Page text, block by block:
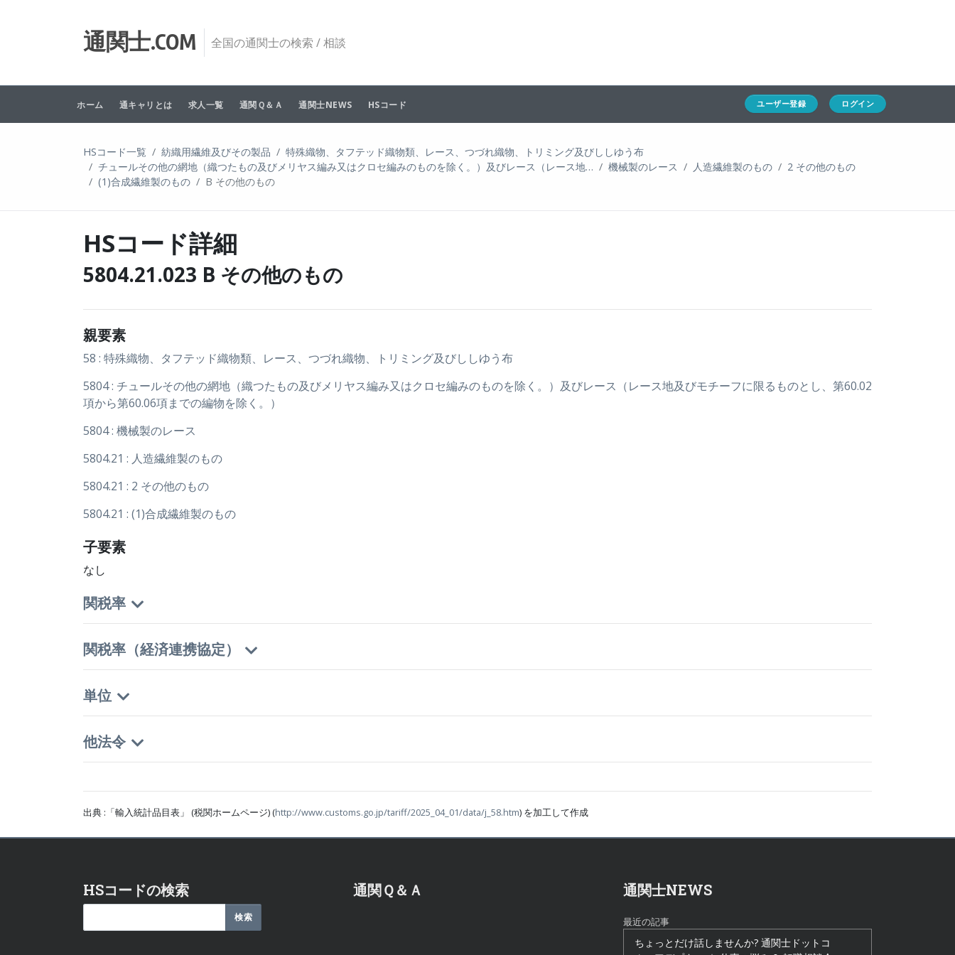
通関士.COM 全国の通関士の検索 / 相談
ホーム 通キャリとは 求人一覧 通関Ｑ＆Ａ 通関士NEWS HSコード ユーザー登録 ログイン
HSコード一覧 紡織用繊維及びその製品
特殊織物、タフテッド織物類、レース、つづれ織物、トリミング及びししゆう布
チュールその他の網地（織つたもの及びメリヤス編み又はクロセ編みのものを除く。）及びレース（レース地…
機械製のレース 人造繊維製のもの
2 その他のもの
(1)合成繊維製のもの
B その他のもの
HSコード詳細
5804.21.023 B その他のもの
親要素
58 : 特殊織物、タフテッド織物類、レース、つづれ織物、トリミング及びししゆう布
5804 : チュールその他の網地（織つたもの及びメリヤス編み又はクロセ編みのものを除く。）及びレース（レース地及びモチーフに限るものとし、第60.02
項から第60.06項までの編物を除く。）
5804 : 機械製のレース
5804.21 : 人造繊維製のもの
5804.21 : 2 その他のもの
5804.21 : (1)合成繊維製のもの
子要素
なし
関税率
関税率（経済連携協定）
単位
他法令
出典 :「輸入統計品目表」 (税関ホームページ) (http://www.customs.go.jp/tariff/2025_04_01/data/j_58.htm) を加工して作成
HSコードの検索 通関Ｑ＆Ａ 通関士NEWS
最近の記事
ちょっとだけ話しませんか? 通関士ドットコ
求人一覧
通関Ｑ＆Ａ
通関士NEWS